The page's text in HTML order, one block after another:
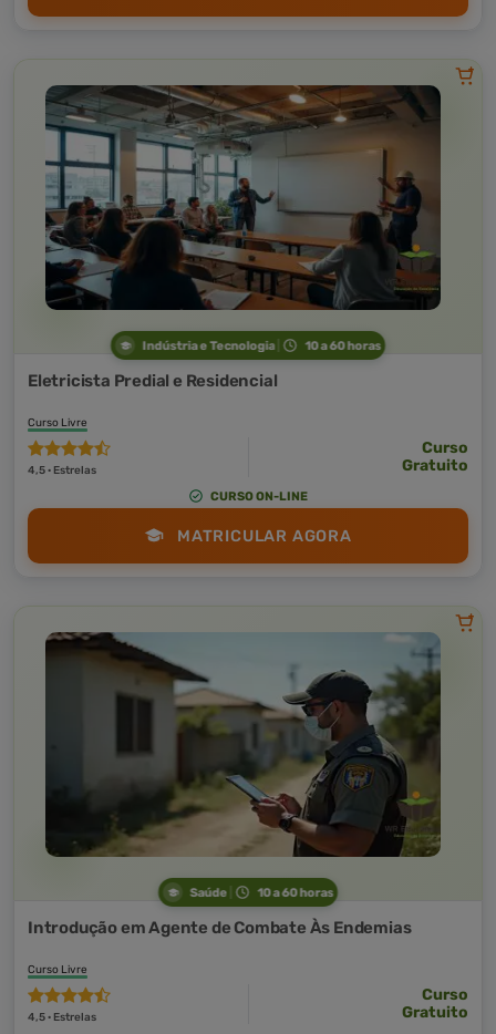
Indústria e Tecnologia 10 a 60 horas
Eletricista Predial e Residencial
Curso Livre
4,5 · Estrelas
Curso
Gratuito
CURSO ON-LINE
MATRICULAR AGORA
Saúde 10 a 60 horas
Introdução em Agente de Combate Às Endemias
Curso Livre
4,5 · Estrelas
Curso
Gratuito